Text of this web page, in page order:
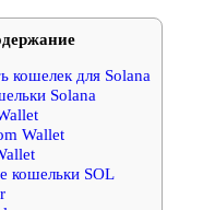
кошелек для Solana
Solana
Wallet
кошельки SOL